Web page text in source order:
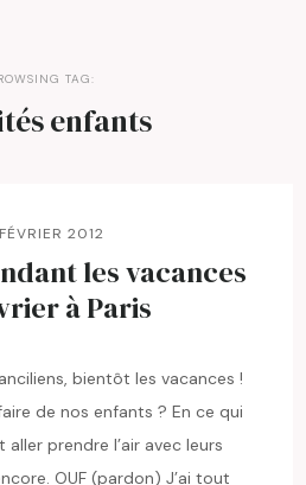
TAG:
enfants
2012
les vacances
à Paris
bientôt les vacances !
de nos enfants ? En ce qui
prendre l’air avec leurs
OUF (pardon) J’ai tout